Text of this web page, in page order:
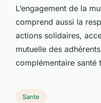
L’engagement de la
comprend aussi la
actions solidaires,
mutuelle des
complémentaire santé
Sante